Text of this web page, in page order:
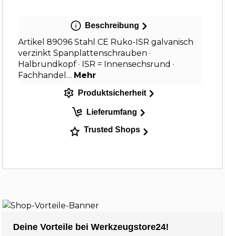
Beschreibung
Artikel 89096 Stahl CE Ruko-ISR galvanisch
verzinkt Spanplattenschrauben ·
Halbrundkopf · ISR = Innensechsrund ·
Fachhandel… Mehr
Produktsicherheit
Lieferumfang
Trusted Shops
Deine Vorteile bei Werkzeugstore24!